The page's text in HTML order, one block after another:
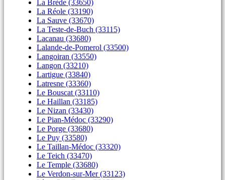
La Brède (33650)
La Réole (33190)
La Sauve (33670)
La Teste-de-Buch (33115)
Lacanau (33680)
Lalande-de-Pomerol (33500)
Langoiran (33550)
Langon (33210)
Lartigue (33840)
Latresne (33360)
Le Bouscat (33110)
Le Haillan (33185)
Le Nizan (33430)
Le Pian-Médoc (33290)
Le Porge (33680)
Le Puy (33580)
Le Taillan-Médoc (33320)
Le Teich (33470)
Le Temple (33680)
Le Verdon-sur-Mer (33123)